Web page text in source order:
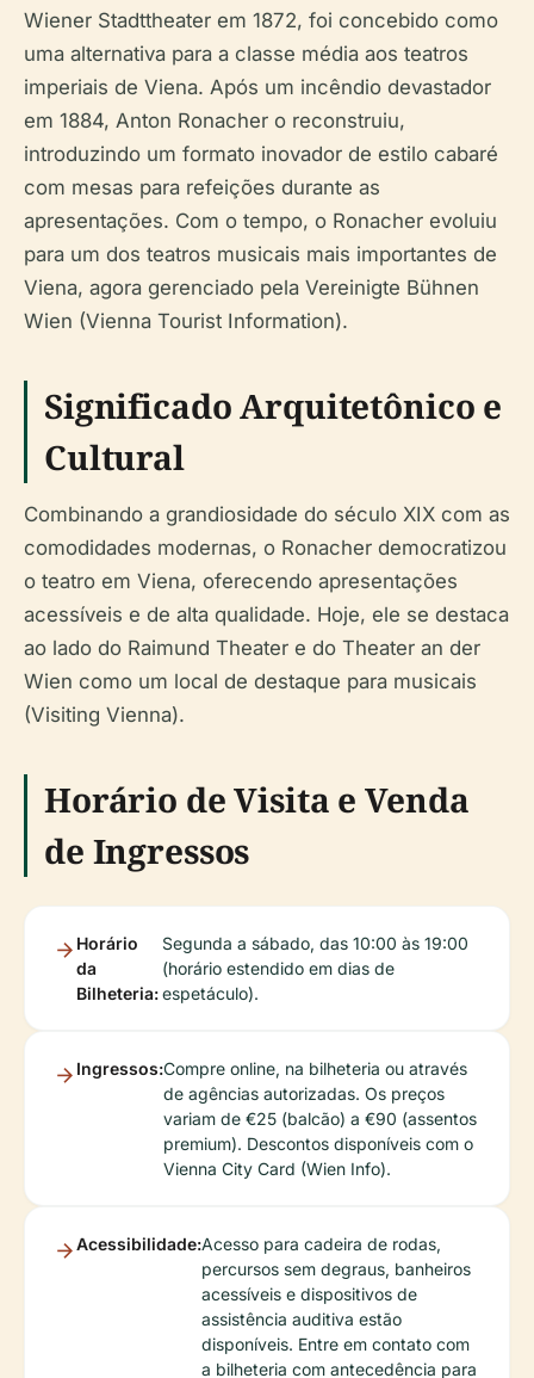
Wiener Stadttheater em 1872, foi concebido como
uma alternativa para a classe média aos teatros
imperiais de Viena. Após um incêndio devastador
em 1884, Anton Ronacher o reconstruiu,
introduzindo um formato inovador de estilo cabaré
com mesas para refeições durante as
apresentações. Com o tempo, o Ronacher evoluiu
para um dos teatros musicais mais importantes de
Viena, agora gerenciado pela Vereinigte Bühnen
Wien (Vienna Tourist Information).
Significado Arquitetônico e
Cultural
Combinando a grandiosidade do século XIX com as
comodidades modernas, o Ronacher democratizou
o teatro em Viena, oferecendo apresentações
acessíveis e de alta qualidade. Hoje, ele se destaca
ao lado do Raimund Theater e do Theater an der
Wien como um local de destaque para musicais
(Visiting Vienna).
Horário de Visita e Venda
de Ingressos
Horário
da
Bilheteria:
Segunda a sábado, das 10:00 às 19:00
(horário estendido em dias de
espetáculo).
Ingressos:Compre online, na bilheteria ou através
de agências autorizadas. Os preços
variam de €25 (balcão) a €90 (assentos
premium). Descontos disponíveis com o
Vienna City Card (Wien Info).
Acessibilidade:Acesso para cadeira de rodas,
percursos sem degraus, banheiros
acessíveis e dispositivos de
assistência auditiva estão
disponíveis. Entre em contato com
a bilheteria com antecedência para